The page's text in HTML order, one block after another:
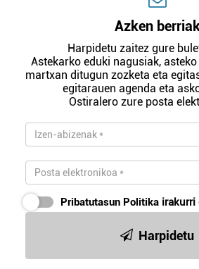
Azken
Harpidetu zaitez gure
Astekarko eduki nagusiak,
martxan ditugun zozketa eta
egitarauen agenda eta
Ostiralero zure posta
Pribatutasun Politika irakurri
Harpidetu